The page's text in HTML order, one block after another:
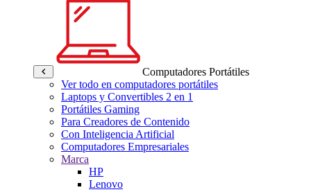
Computadores Portátiles
Ver todo en computadores portátiles
Laptops y Convertibles 2 en 1
Portátiles Gaming
Para Creadores de Contenido
Con Inteligencia Artificial
Computadores Empresariales
Marca
HP
Lenovo